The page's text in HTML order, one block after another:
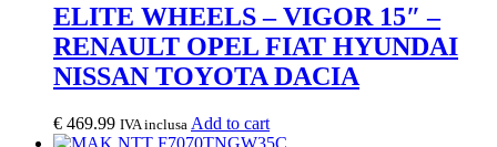
ELITE WHEELS – VIGOR 15″ –
RENAULT OPEL FIAT HYUNDAI
NISSAN TOYOTA DACIA
€ 469.99 IVA inclusa Add to cart